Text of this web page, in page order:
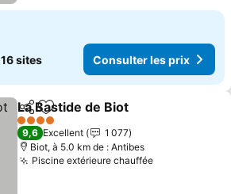
16 sites Consulter les prix
PartagerAjouter à mes favoris
La Bastide de Biot
4 Étoiles
9,6 Excellent
1 077
Biot, à 5.0 km de : Antibes
Piscine extérieure chaufféeConsulter